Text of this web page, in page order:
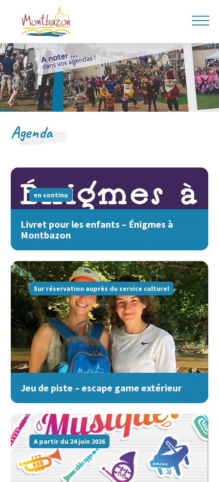
Agenda
en continu
Livret pour les enfants – Énigmes à
Montbazon
Sur réservation auprès du service culturel
Jeu de piste – escape game extérieur
A partir du 24 juin 2026